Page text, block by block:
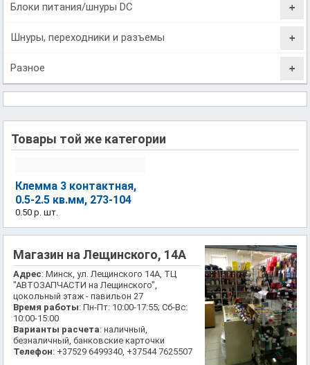
Блоки питания/шнуры DC
Шнуры, переходники и разъемы
Разное
Товары той же категории
Клемма 3 контактная,
0.5-2.5 кв.мм, 273-104
0.50 р. шт.
Магазин на Лещинского, 14А
Адрес: Минск, ул. Лещинского 14А, ТЦ
"АВТОЗАПЧАСТИ на Лещинского",
цокольный этаж - павильон 27
Время работы: Пн-Пт: 10:00-17:55; Сб-Вс:
10:00-15:00
Варианты расчета: наличный,
безналичный, банковские карточки
Телефон: +37529 6499340, +37544 7625507